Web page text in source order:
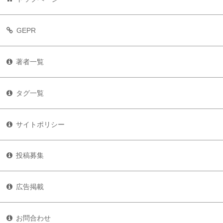
GEPR
著者一覧
タグ一覧
サイトポリシー
投稿募集
広告掲載
お問合わせ